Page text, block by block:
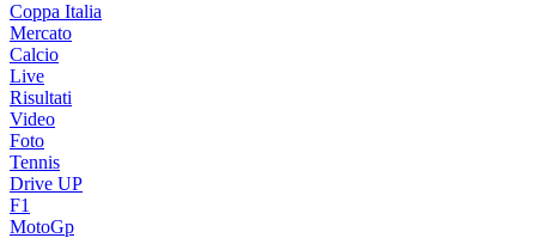
Coppa Italia
Mercato
Calcio
Live
Risultati
Video
Foto
Tennis
Drive UP
F1
MotoGp